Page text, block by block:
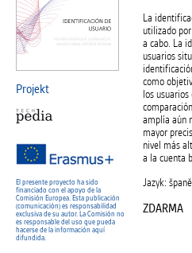
Projekt
El presente proyecto ha sido
financiado con el apoyo de la
Comisión Europea. Esta publicación
(comunicación) es responsabilidad
exclusiva de su autor. La Comisión no
es responsable del uso que pueda
hacerse de la información aquí
difundida.
La
utilizado
a cabo. La
usuarios
como
los
amplía aún
mayor
nivel más
a la cuenta
Jazyk:
ZDARMA